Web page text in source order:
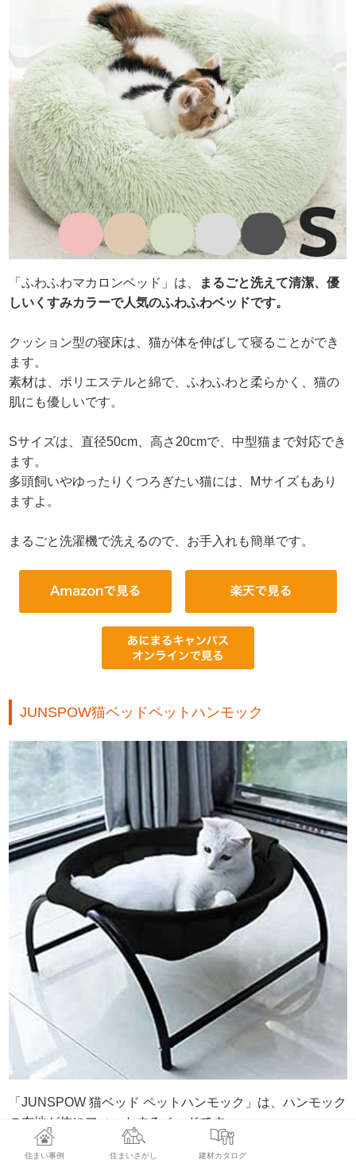
「ふわふわマカロンベッド」は、
まるごと洗えて清潔、優
しいくすみカラーで人気のふわふわベッドです。
クッション型の寝床は、猫が体を伸ばして寝ることができ
ます。
素材は、ポリエステルと綿で、ふわふわと柔らかく、猫の
肌にも優しいです。
Sサイズは、直径50cm、高さ20cmで、中型猫まで対応でき
ます。
多頭飼いやゆったりくつろぎたい猫には、Mサイズもあり
ますよ。
まるごと洗濯機で洗えるので、お手入れも簡単です。
JUNSPOW猫ベッドペットハンモック
「JUNSPOW 猫ベッド ペットハンモック」は、ハンモック
の布地が体にフィットするベッドです。
ハンモック型の寝床は、床からの冷えを感じにくく、高い
住まい事例 住まいさがし 建材カタログ